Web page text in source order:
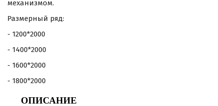
механизмом.
Размерный ряд:
- 1200*2000
- 1400*2000
- 1600*2000
- 1800*2000
ОПИСАНИЕ